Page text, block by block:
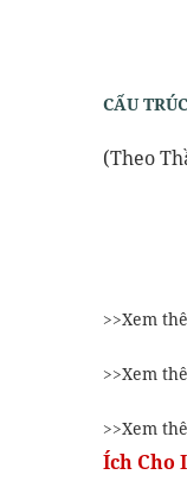
CẤU
(Theo
>>Xem
>>Xem
>>Xem
Ích Cho